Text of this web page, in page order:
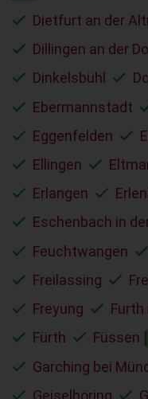
Dietfurt an der
Dillingen an der
Dinkelsbühl
Ebermannstadt
Eggenfelden
Ellingen
Erlangen
Eschenbach in
Feuchtwangen
Freilassing
Freyung
Furth
Fürth
Füssen
Garching bei
Geiselhöring